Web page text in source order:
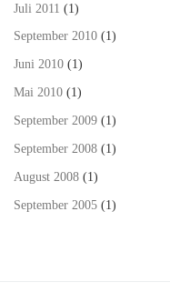
Juli 2011 (1)
September 2010 (1)
Juni 2010 (1)
Mai 2010 (1)
September 2009 (1)
September 2008 (1)
August 2008 (1)
September 2005 (1)